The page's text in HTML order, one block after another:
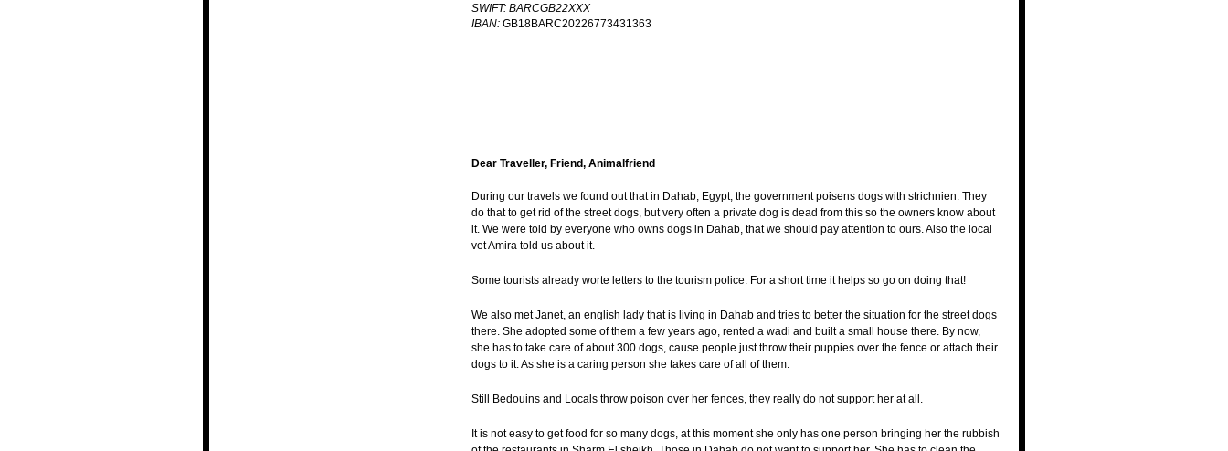
SWIFT: BARCGB22XXX
IBAN: GB18BARC20226773431363
Dear Traveller, Friend, Animalfriend
During our travels we found out that in Dahab, Egypt, the government poisens dogs with strichnien. They
do that to get rid of the street dogs, but very often a private dog is dead from this so the owners know about
it. We were told by everyone who owns dogs in Dahab, that we should pay attention to ours. Also the local
vet Amira told us about it.
Some tourists already worte letters to the tourism police. For a short time it helps so go on doing that!
We also met Janet, an english lady that is living in Dahab and tries to better the situation for the street dogs
there. She adopted some of them a few years ago, rented a wadi and built a small house there. By now,
she has to take care of about 300 dogs, cause people just throw their puppies over the fence or attach their
dogs to it. As she is a caring person she takes care of all of them.
Still Bedouins and Locals throw poison over her fences, they really do not support her at all.
It is not easy to get food for so many dogs, at this moment she only has one person bringing her the rubbish